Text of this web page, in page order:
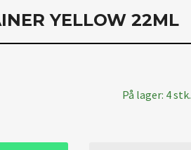
YELLOW 22ML
På lager: 4 stk.